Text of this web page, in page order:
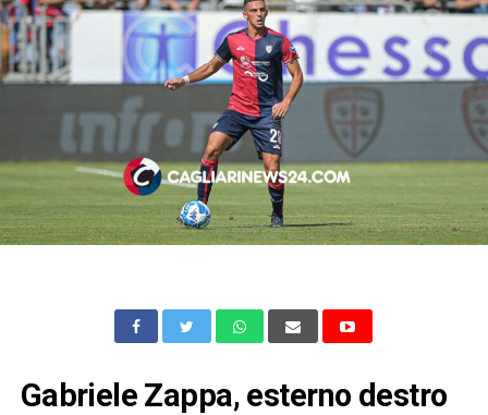
Gabriele Zappa, esterno destro